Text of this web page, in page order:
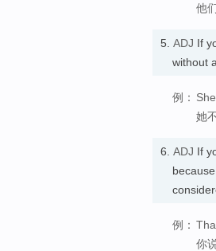
他
5. ADJ If
without
例：
她
6. ADJ If
例：
你